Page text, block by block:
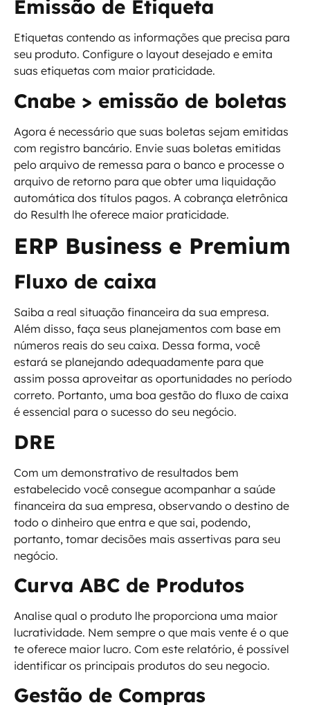
Emissão de Etiqueta
Etiquetas contendo as informações que precisa para
seu produto. Configure o layout desejado e emita
suas etiquetas com maior praticidade.
Cnabe > emissão de boletas
Agora é necessário que suas boletas sejam emitidas
com registro bancário. Envie suas boletas emitidas
pelo arquivo de remessa para o banco e processe o
arquivo de retorno para que obter uma liquidação
automática dos títulos pagos. A cobrança eletrônica
do Resulth lhe oferece maior praticidade.
ERP Business e Premium
Fluxo de caixa
Saiba a real situação financeira da sua empresa.
Além disso, faça seus planejamentos com base em
números reais do seu caixa. Dessa forma, você
estará se planejando adequadamente para que
assim possa aproveitar as oportunidades no período
correto. Portanto, uma boa gestão do fluxo de caixa
é essencial para o sucesso do seu negócio.
DRE
Com um demonstrativo de resultados bem
estabelecido você consegue acompanhar a saúde
financeira da sua empresa, observando o destino de
todo o dinheiro que entra e que sai, podendo,
portanto, tomar decisões mais assertivas para seu
negócio.
Curva ABC de Produtos
Analise qual o produto lhe proporciona uma maior
lucratividade. Nem sempre o que mais vente é o que
te oferece maior lucro. Com este relatório, é possível
identificar os principais produtos do seu negocio.
Gestão de Compras